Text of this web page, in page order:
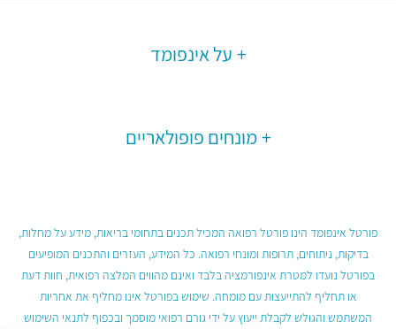
על אינפומד
מונחים פופולאריים
פורטל אינפומד הינו פורטל רפואה המכיל תכנים בתחומי בריאות, מידע על מחלות,
בדיקות, ניתוחים, תרופות ומונחי רפואה. כל המידע, העזרים והתכנים המופיעים
בפורטל נועדו למטרת אינפורמציה בלבד ואינם מהווים המלצה רפואית, חוות דעת
או תחליף להתייעצות עם מומחה. שימוש בפורטל אינו מחליף את אחריות
המשתמש והגולש לקבלת ייעוץ על ידי גורם רפואי מוסמך ובכפוף לתנאי השימוש